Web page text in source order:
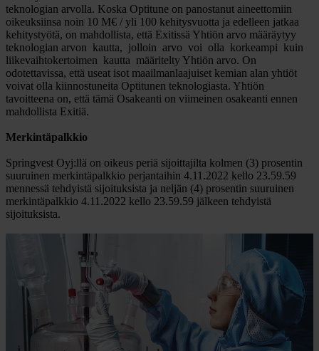
teknologian arvolla. Koska Optitune on panostanut aineettomiin
oikeuksiinsa noin 10 M€ / yli 100 kehitysvuotta ja edelleen jatkaa
kehitystyötä, on mahdollista, että Exitissä Yhtiön arvo määräytyy
teknologian arvon kautta, jolloin arvo voi olla korkeampi kuin
liikevaihtokertoimen kautta määritelty Yhtiön arvo. On
odotettavissa, että useat isot maailmanlaajuiset kemian alan yhtiöt
voivat olla kiinnostuneita Optitunen teknologiasta. Yhtiön
tavoitteena on, että tämä Osakeanti on viimeinen osakeanti ennen
mahdollista Exitiä.
Merkintäpalkkio
Springvest Oyj:llä on oikeus periä sijoittajilta kolmen (3) prosentin
suuruinen merkintäpalkkio perjantaihin 4.11.2022 kello 23.59.59
mennessä tehdyistä sijoituksista ja neljän (4) prosentin suuruinen
merkintäpalkkio 4.11.2022 kello 23.59.59 jälkeen tehdyistä
sijoituksista.